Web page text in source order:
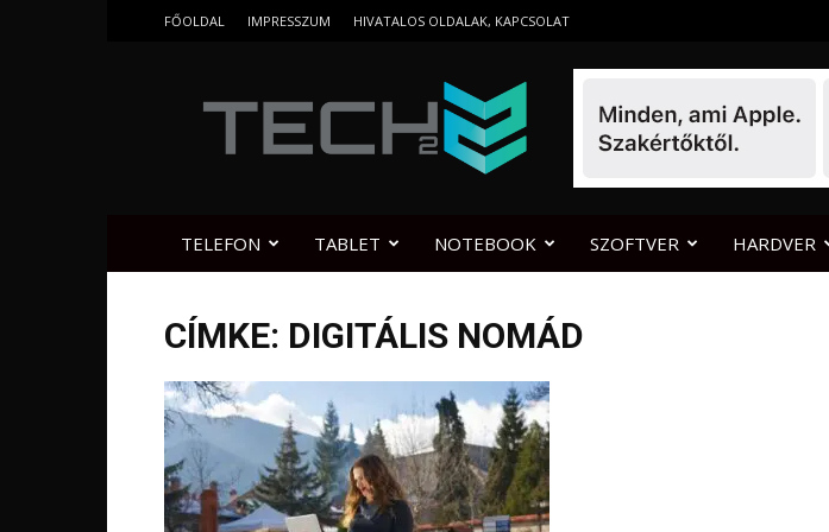
FŐOLDAL IMPRESSZUM HIVATALOS OLDALAK, KAPCSOLAT
TELEFON TABLET NOTEBOOK SZOFTVER HARDVER
CÍMKE: DIGITÁLIS NOMÁD